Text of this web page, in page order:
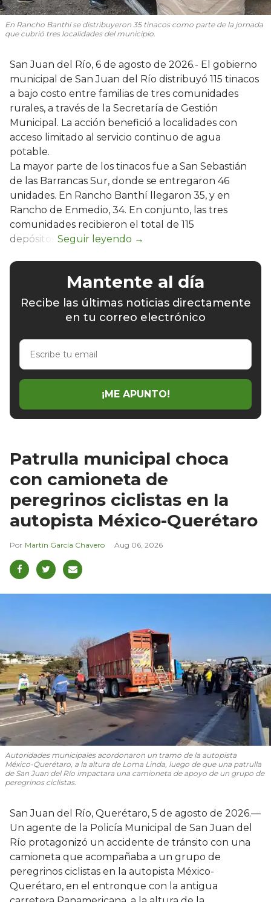
En Rancho Banthí se distribuyeron 35 tinacos como parte de la jornada
que cubrió tres localidades del municipio.
San Juan del Río, 6 de agosto de 2026.- El gobierno
municipal de San Juan del Río distribuyó 115 tinacos
a bajo costo entre familias de tres comunidades
rurales, a través de la Secretaría de Gestión
Municipal. La acción benefició a localidades con
acceso limitado al servicio continuo de agua
potable.
La mayor parte de los tinacos fue a San Sebastián
de las Barrancas Sur, donde se entregaron 46
unidades. En Rancho Banthí llegaron 35, y en
Rancho de Enmedio, 34. En conjunto, las tres
comunidades recibieron el total de 115
depósitos.
Mantente al día
Recibe las últimas noticias directamente
en tu correo electrónico
Escribe
email
¡ME APUNTO!
Patrulla municipal choca
con camioneta de
peregrinos ciclistas en la
autopista México-Querétaro
Martín García Chavero Aug 06, 2026
Autoridades municipales acordonaron un tramo de la autopista
México-Querétaro, a la altura de Loma Linda, luego de que una patrulla
de San Juan del Río impactara una camioneta de apoyo de un grupo de
peregrinos ciclistas.
San Juan del Río, Querétaro, 5 de agosto de 2026.—
Un agente de la Policía Municipal de San Juan del
Río protagonizó un accidente de tránsito con una
camioneta que acompañaba a un grupo de
peregrinos ciclistas en la autopista México-
Querétaro, en el entronque con la antigua